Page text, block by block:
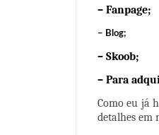
– Fanpage;
– Blog;
– Skoob;
– Para
Como eu já
detalhes em